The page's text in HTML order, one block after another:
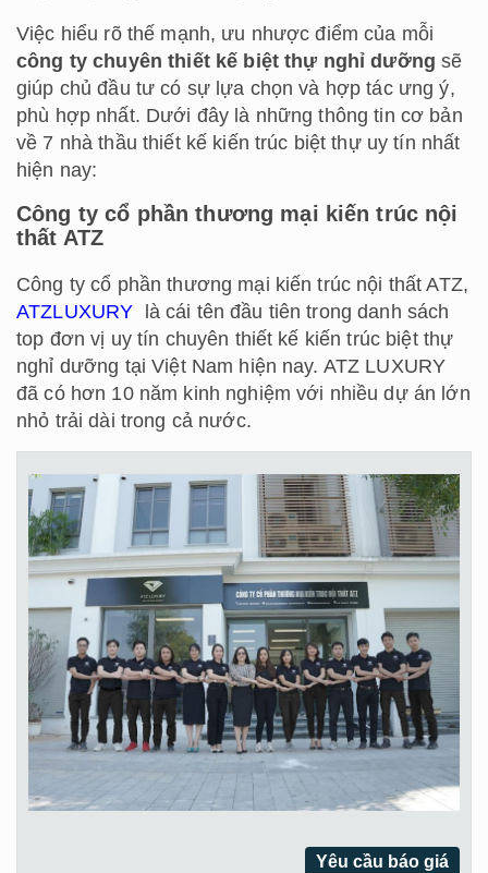
Việc hiểu rõ thế mạnh, ưu nhược điểm của mỗi
công ty chuyên thiết kế biệt thự nghỉ dưỡng sẽ
giúp chủ đầu tư có sự lựa chọn và hợp tác ưng ý,
phù hợp nhất. Dưới đây là những thông tin cơ bản
về 7 nhà thầu thiết kế kiến trúc biệt thự uy tín nhất
hiện nay:
Công ty cổ phần thương mại kiến trúc nội
thất ATZ
Công ty cổ phần thương mại kiến trúc nội thất ATZ,
ATZLUXURY là cái tên đầu tiên trong danh sách
top đơn vị uy tín chuyên thiết kế kiến trúc biệt thự
nghỉ dưỡng tại Việt Nam hiện nay. ATZ LUXURY
đã có hơn 10 năm kinh nghiệm với nhiều dự án lớn
nhỏ trải dài trong cả nước.
Yêu cầu báo giá